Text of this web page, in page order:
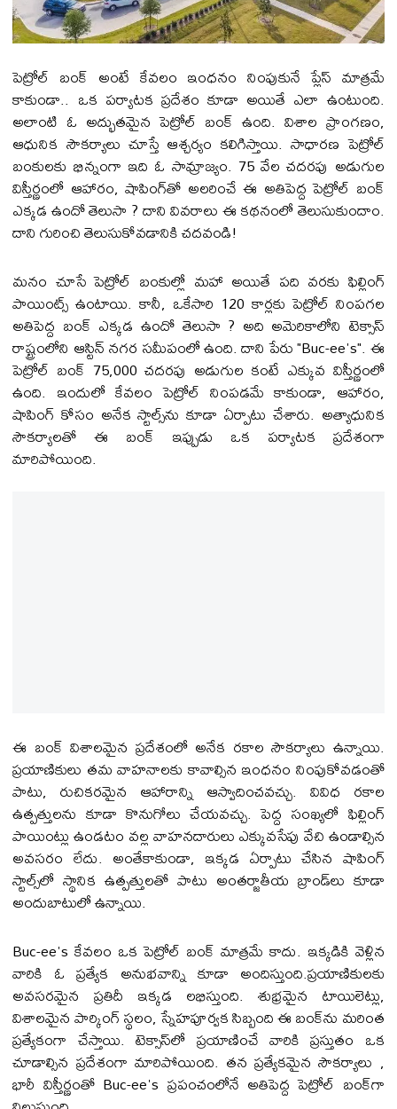
పెట్రోల్ బంక్ అంటే కేవలం ఇంధనం నింపుకునే ప్లేస్ మాత్రమే
కాకుండా.. ఒక పర్యాటక ప్రదేశం కూడా అయితే ఎలా ఉంటుంది.
అలాంటి ఓ అద్భుతమైన పెట్రోల్ బంక్ ఉంది. విశాల ప్రాంగణం,
ఆధునిక సౌకర్యాలు చూస్తే ఆశ్చర్యం కలిగిస్తాయి. సాధారణ పెట్రోల్
బంకులకు భిన్నంగా ఇది ఓ సామ్రాజ్యం. 75 వేల చదరపు అడుగుల
విస్తీర్ణంలో ఆహారం, షాపింగ్‌తో అలరించే ఈ అతిపెద్ద పెట్రోల్ బంక్
ఎక్కడ ఉందో తెలుసా ? దాని వివరాలు ఈ కథనంలో తెలుసుకుందాం.
దాని గురించి తెలుసుకోవడానికి చదవండి!
మనం చూసే పెట్రోల్ బంకుల్లో మహా అయితే పది వరకు ఫిల్లింగ్
పాయింట్స్ ఉంటాయి. కానీ, ఒకేసారి 120 కార్లకు పెట్రోల్ నింపగల
అతిపెద్ద బంక్ ఎక్కడ ఉందో తెలుసా ? అది అమెరికాలోని టెక్సాస్
రాష్ట్రంలోని ఆస్టిన్ నగర సమీపంలో ఉంది. దాని పేరు "Buc-ee's". ఈ
పెట్రోల్ బంక్ 75,000 చదరపు అడుగుల కంటే ఎక్కువ విస్తీర్ణంలో
ఉంది. ఇందులో కేవలం పెట్రోల్ నింపడమే కాకుండా, ఆహారం,
షాపింగ్ కోసం అనేక స్టాల్స్‌ను కూడా ఏర్పాటు చేశారు. అత్యాధునిక
సౌకర్యాలతో ఈ బంక్ ఇప్పుడు ఒక పర్యాటక ప్రదేశంగా
మారిపోయింది.
ఈ బంక్ విశాలమైన ప్రదేశంలో అనేక రకాల సౌకర్యాలు ఉన్నాయి.
ప్రయాణికులు తమ వాహనాలకు కావాల్సిన ఇంధనం నింపుకోవడంతో
పాటు, రుచికరమైన ఆహారాన్ని ఆస్వాదించవచ్చు. వివిధ రకాల
ఉత్పత్తులను కూడా కొనుగోలు చేయవచ్చు. పెద్ద సంఖ్యలో ఫిల్లింగ్
పాయింట్లు ఉండటం వల్ల వాహనదారులు ఎక్కువసేపు వేచి ఉండాల్సిన
అవసరం లేదు. అంతేకాకుండా, ఇక్కడ ఏర్పాటు చేసిన షాపింగ్
స్టాల్స్‌లో స్థానిక ఉత్పత్తులతో పాటు అంతర్జాతీయ బ్రాండ్‌లు కూడా
అందుబాటులో ఉన్నాయి.
Buc-ee's కేవలం ఒక పెట్రోల్ బంక్ మాత్రమే కాదు. ఇక్కడికి వెళ్లిన
వారికి ఓ ప్రత్యేక అనుభవాన్ని కూడా అందిస్తుంది.ప్రయాణికులకు
అవసరమైన ప్రతిదీ ఇక్కడ లభిస్తుంది. శుభ్రమైన టాయిలెట్లు,
విశాలమైన పార్కింగ్ స్థలం, స్నేహపూర్వక సిబ్బంది ఈ బంక్‌ను మరింత
ప్రత్యేకంగా చేస్తాయి. టెక్సాస్‌లో ప్రయాణించే వారికి ప్రస్తుతం ఒక
చూడాల్సిన ప్రదేశంగా మారిపోయింది. తన ప్రత్యేకమైన సౌకర్యాలు ,
భారీ విస్తీర్ణంతో Buc-ee's ప్రపంచంలోనే అతిపెద్ద పెట్రోల్ బంక్‌గా